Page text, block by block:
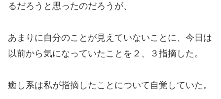
るだろうと思ったのだろうが、
あまりに自分のことが見えていないことに、今日は
以前から気になっていたことを２、３指摘した。
癒し系は私が指摘したことについて自覚していた。